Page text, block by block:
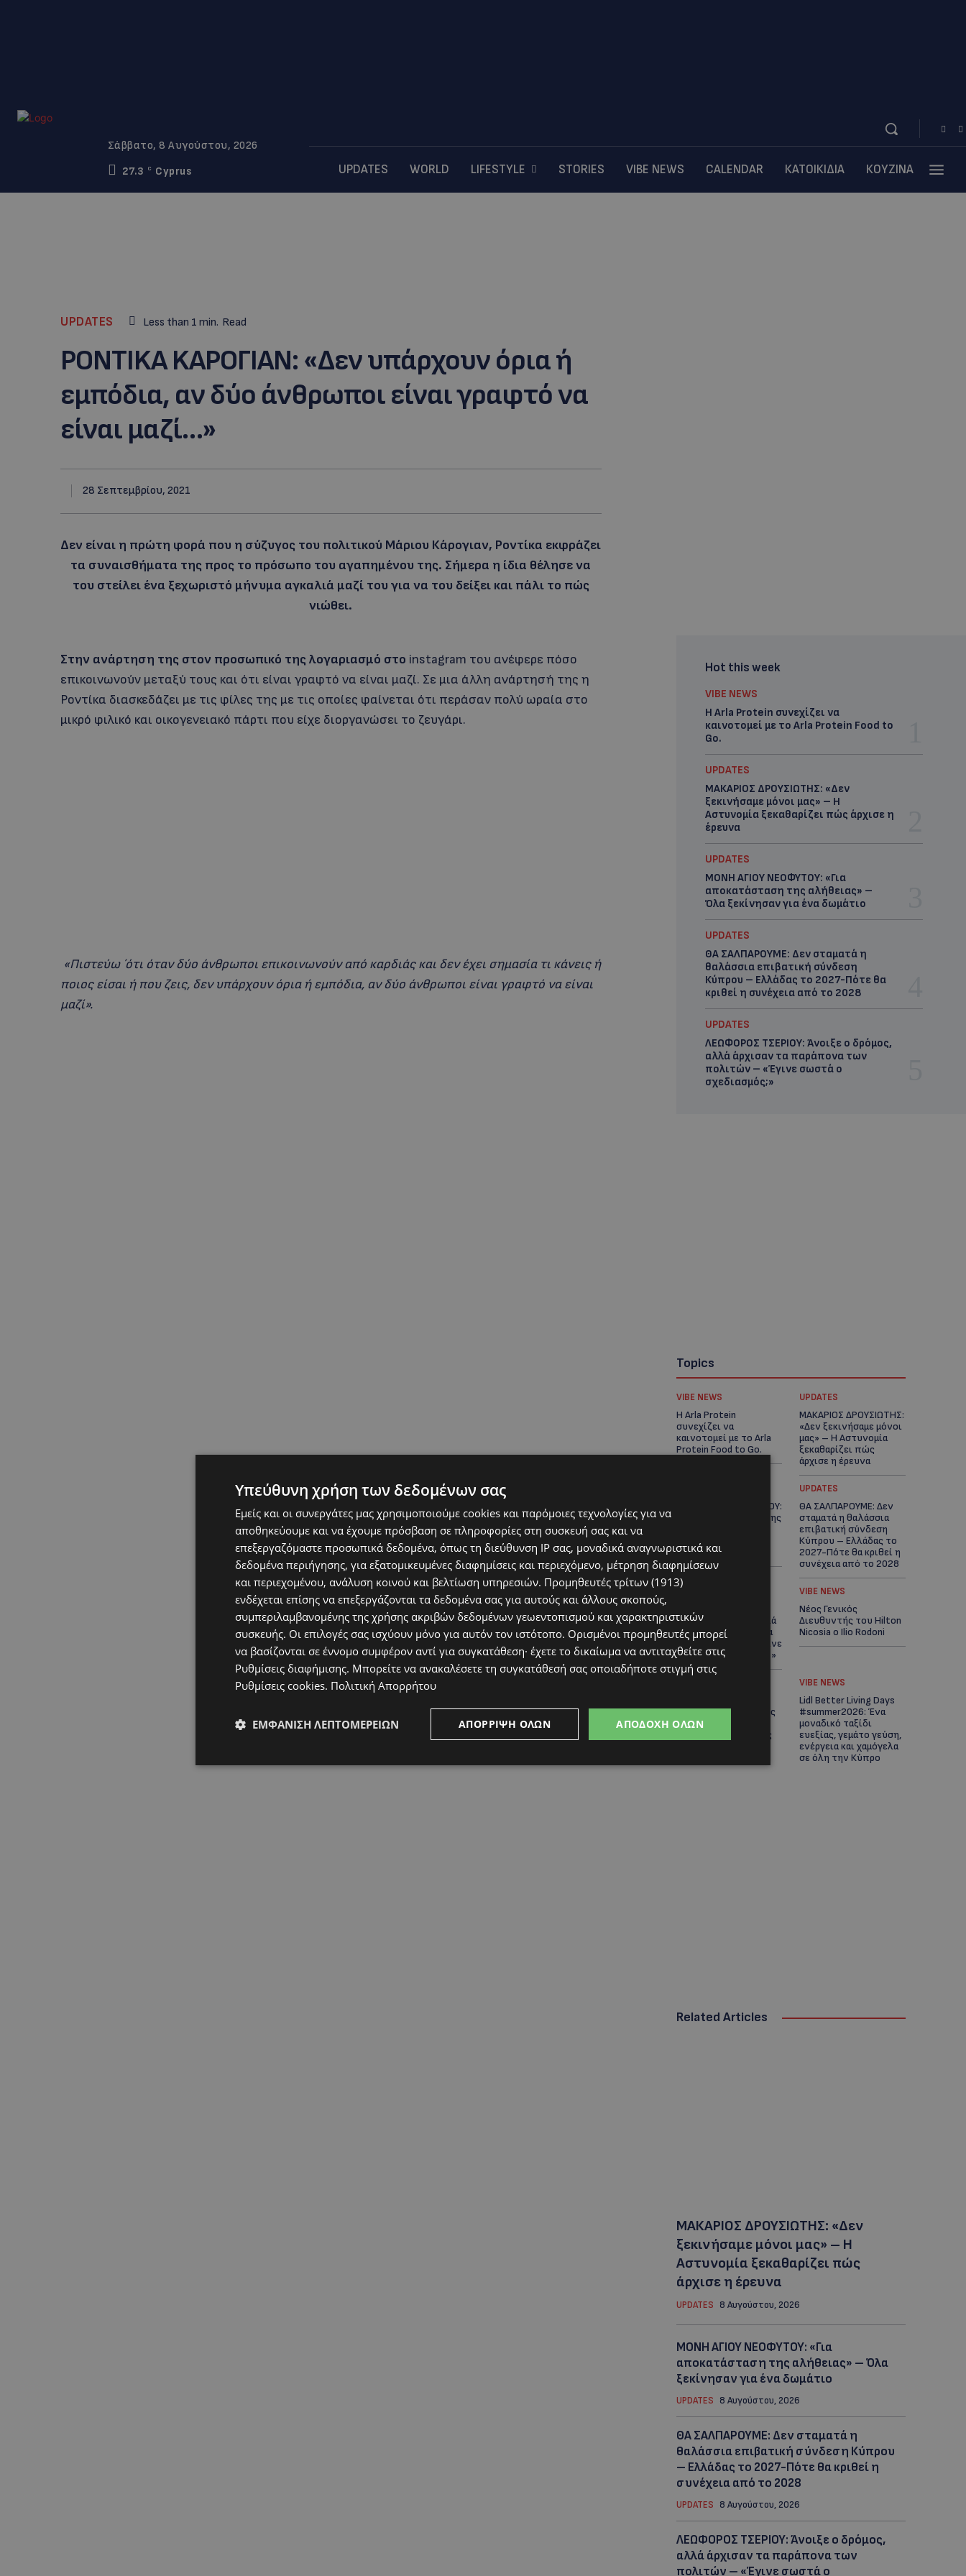
Σάββατο, 8 Αυγούστου, 2026
27.3
C Cyprus UPDATES WORLD LIFESTYLE STORIES VIBE NEWS CALENDAR ΚΑΤΟΙΚΙΔΙΑ ΚΟΥΖΙΝΑ
UPDATES Less than 1 min. Read
ΡONTIKA KAΡΟΓΙΑΝ: «Δεν υπάρχουν όρια ή
εμπόδια, αν δύο άνθρωποι είναι γραφτό να
είναι μαζί…»
28 Σεπτεμβρίου, 2021
Δεν είναι η πρώτη φορά που η σύζυγος του πολιτικού Μάριου Κάρογιαν, Ροντίκα εκφράζει
τα συναισθήματα της προς το πρόσωπο του αγαπημένου της. Σήμερα η ίδια θέλησε να
του στείλει ένα ξεχωριστό μήνυμα αγκαλιά μαζί του για να του δείξει και πάλι το πώς
νιώθει.
Στην ανάρτηση της στον προσωπικό της λογαριασμό στο instagram του ανέφερε πόσο
επικοινωνούν μεταξύ τους και ότι είναι γραφτό να είναι μαζί. Σε μια άλλη ανάρτησή της η
Ροντίκα διασκεδάζει με τις φίλες της με τις οποίες φαίνεται ότι περάσαν πολύ ωραία στο
μικρό φιλικό και οικογενειακό πάρτι που είχε διοργανώσει το ζευγάρι.
«Πιστεύω ΄ότι όταν δύο άνθρωποι επικοινωνούν από καρδιάς και δεν έχει σημασία τι κάνεις ή
ποιος είσαι ή που ζεις, δεν υπάρχουν όρια ή εμπόδια, αν δύο άνθρωποι είναι γραφτό να είναι
μαζί».
Hot this week
VIBE NEWS
Η Arla Protein συνεχίζει να
καινοτομεί με το Arla Protein Food to
Go.
UPDATES
ΜΑΚΑΡΙΟΣ ΔΡΟΥΣΙΩΤΗΣ: «Δεν
ξεκινήσαμε μόνοι μας» – Η
Αστυνομία ξεκαθαρίζει πώς άρχισε η
έρευνα
UPDATES
ΜΟΝΗ ΑΓΙΟΥ ΝΕΟΦΥΤΟΥ: «Για
αποκατάσταση της αλήθειας» –
Όλα ξεκίνησαν για ένα δωμάτιο
UPDATES
ΘΑ ΣΑΛΠΑΡΟΥΜΕ: Δεν σταματά η
θαλάσσια επιβατική σύνδεση
Κύπρου – Ελλάδας το 2027-Πότε θα
κριθεί η συνέχεια από το 2028
UPDATES
ΛΕΩΦΟΡΟΣ ΤΣΕΡΙΟΥ: Άνοιξε ο δρόμος,
αλλά άρχισαν τα παράπονα των
πολιτών – «Έγινε σωστά ο
σχεδιασμός;»
Topics
VIBE NEWS
Η Arla Protein
συνεχίζει να
καινοτομεί με το Arla
Protein Food to Go.
UPDATES
ΜΑΚΑΡΙΟΣ ΔΡΟΥΣΙΩΤΗΣ:
«Δεν ξεκινήσαμε μόνοι
μας» – Η Αστυνομία
ξεκαθαρίζει πώς
άρχισε η έρευνα
ΜΟΝΗ ΑΓΙΟΥ ΝΕΟΦΥΤΟΥ:
«Για αποκατάσταση της
ξεκίνησαν για ένα
δωμάτιο
UPDATES
ΘΑ ΣΑΛΠΑΡΟΥΜΕ: Δεν
σταματά η θαλάσσια
επιβατική σύνδεση
Κύπρου – Ελλάδας το
2027-Πότε θα κριθεί η
συνέχεια από το 2028
UPDATES
Άνοιξε ο δρόμος, αλλά
άρχισαν τα παράπονα
των πολιτών – «Έγινε
σωστά ο σχεδιασμός;»
VIBE NEWS
Νέος Γενικός
Διευθυντής του Hilton
Nicosia ο Ilio Rodoni
επίσημος συνεργάτης
του Φεστιβάλ
Κινηματογράφου της
VIBE NEWS
Lidl Better Living Days
#summer2026: Ένα
μοναδικό ταξίδι
ευεξίας, γεμάτο γεύση,
ενέργεια και χαμόγελα
σε όλη την Κύπρο
Related Articles
ΜΑΚΑΡΙΟΣ ΔΡΟΥΣΙΩΤΗΣ: «Δεν
ξεκινήσαμε μόνοι μας» – Η
Αστυνομία ξεκαθαρίζει πώς
άρχισε η έρευνα
UPDATES 8 Αυγούστου, 2026
ΜΟΝΗ ΑΓΙΟΥ ΝΕΟΦΥΤΟΥ: «Για
αποκατάσταση της αλήθειας» – Όλα
ξεκίνησαν για ένα δωμάτιο
UPDATES 8 Αυγούστου, 2026
ΘΑ ΣΑΛΠΑΡΟΥΜΕ: Δεν σταματά η
θαλάσσια επιβατική σύνδεση Κύπρου
– Ελλάδας το 2027-Πότε θα κριθεί η
συνέχεια από το 2028
UPDATES 8 Αυγούστου, 2026
ΛΕΩΦΟΡΟΣ ΤΣΕΡΙΟΥ: Άνοιξε ο δρόμος,
αλλά άρχισαν τα παράπονα των
πολιτών – «Έγινε σωστά ο
Υπεύθυνη χρήση των δεδομένων σας
Εμείς και οι συνεργάτες μας χρησιμοποιούμε cookies και παρόμοιες τεχνολογίες για να
αποθηκεύουμε και να έχουμε πρόσβαση σε πληροφορίες στη συσκευή σας και να
επεξεργαζόμαστε προσωπικά δεδομένα, όπως τη διεύθυνση IP σας, μοναδικά αναγνωριστικά και
δεδομένα περιήγησης, για εξατομικευμένες διαφημίσεις και περιεχόμενο, μέτρηση διαφημίσεων
και περιεχομένου, ανάλυση κοινού και βελτίωση υπηρεσιών. Προμηθευτές τρίτων (1913)
ενδέχεται επίσης να επεξεργάζονται τα δεδομένα σας για αυτούς και άλλους σκοπούς,
συμπεριλαμβανομένης της χρήσης ακριβών δεδομένων γεωεντοπισμού και χαρακτηριστικών
συσκευής. Οι επιλογές σας ισχύουν μόνο για αυτόν τον ιστότοπο. Ορισμένοι προμηθευτές μπορεί
να βασίζονται σε έννομο συμφέρον αντί για συγκατάθεση· έχετε το δικαίωμα να αντιταχθείτε στις
Ρυθμίσεις διαφήμισης. Μπορείτε να ανακαλέσετε τη συγκατάθεσή σας οποιαδήποτε στιγμή στις
Ρυθμίσεις cookies. Πολιτική Απορρήτου
ΑΠΟΔΟΧΉ ΌΛΩΝ
ΑΠΌΡΡΙΨΗ ΌΛΩΝ
ΕΜΦΆΝΙΣΗ ΛΕΠΤΟΜΕΡΕΙΏΝ